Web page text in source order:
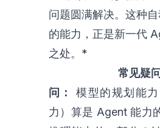
问题圆满解决。这种
的能力，正是新一代
之处。*
常见疑
问：
模型的规划能
力）算是 Agent 能力